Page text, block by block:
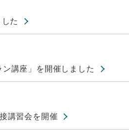
た
ン講座」を開催しました
講習会を開催